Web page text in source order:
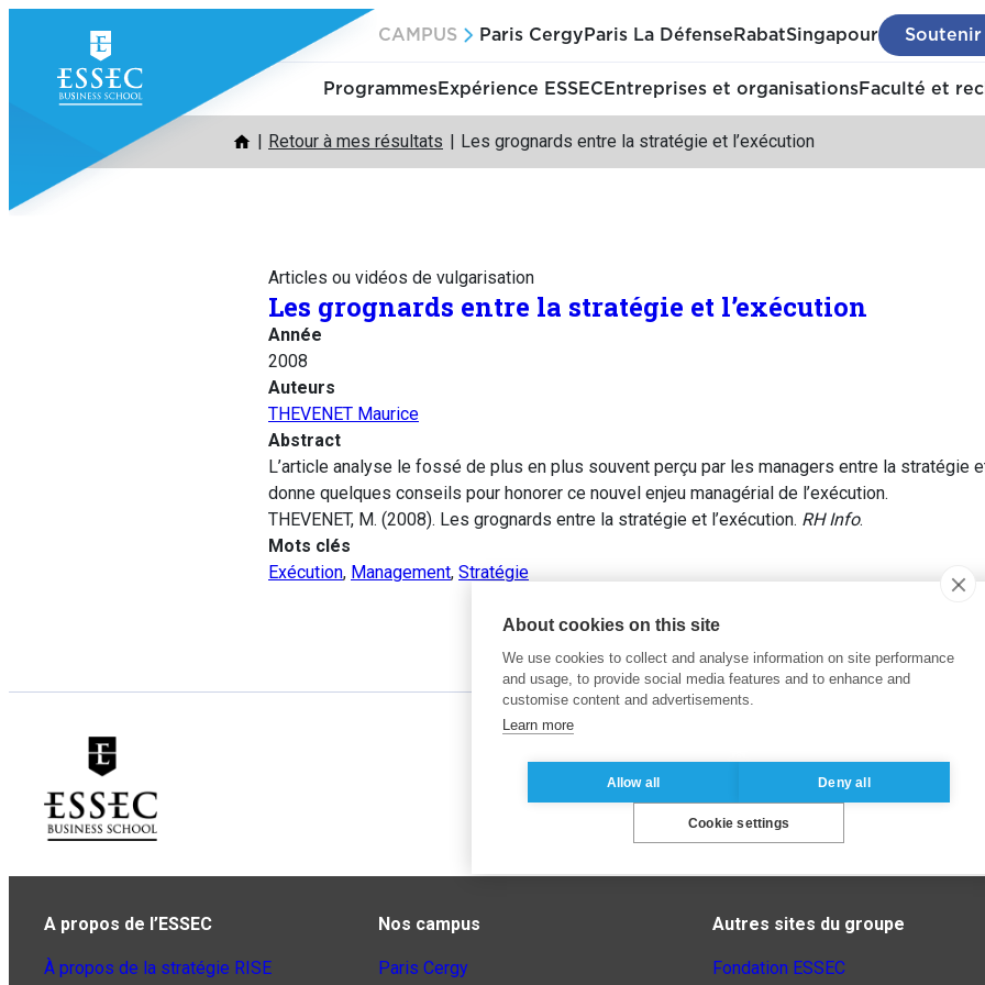
contenu
CAMPUS Paris Cergy Paris La Défense RabatSingapour Soutenir
ProgrammesExpérience ESSEC Entreprises et organisationsFaculté et
Retour à mes résultats Les grognards entre la stratégie et l’exécution
Articles ou vidéos de vulgarisation
Les grognards entre la stratégie et l’exécution
Année
2008
Auteurs
THEVENET Maurice
Abstract
L’article analyse le fossé de plus en plus souvent perçu par les managers entre la stratégie
donne quelques conseils pour honorer ce nouvel enjeu managérial de l’exécution.
THEVENET, M. (2008). Les grognards entre la stratégie et l’exécution. RH Info.
Mots clés
Exécution, Management, Stratégie
A propos de l’ESSEC
À propos de la stratégie RISE
Nos campus
Paris Cergy
Autres sites du groupe
Fondation ESSEC
About cookies on this site
We use cookies to collect and analyse information on site performance
and usage, to provide social media features and to enhance and
customise content and advertisements.
Learn more
Allow all Deny all
Cookie settings